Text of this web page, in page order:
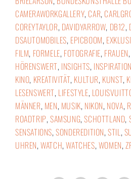
CAMERAWORKGALLERY, CAR,
COREYTAYLOR, DAVIDYARROW, DB12,
DSAUTOMOBILES, EPICBOOM,
FILM, FORMELE, FOTOGRAFIE, FRAUEN,
HÖRENSWERT, INSIGHTS, INSPIRATION
KINO, KREATIVITÄT, KULTUR, KUNST,
LESENSWERT, LIFESTYLE,
MÄNNER, MEN, MUSIK, NIKON, NOVA,
ROADTRIP,SAMSUNG,SCHOTTLAND,
SENSATIONS,SONDEREDITION,STIL,
UHREN,WATCH,WATCHES,WOMEN,